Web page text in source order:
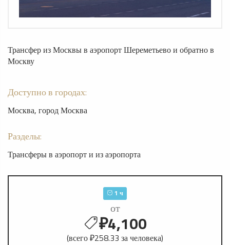
Трансфер из Москвы в аэропорт Шереметьево и обратно в
Москву
Доступно в городах:
Москва, город Москва
Разделы:
Трансферы в аэропорт и из аэропорта
1 ч
от
₽4,100
(всего ₽258.33 за человека)